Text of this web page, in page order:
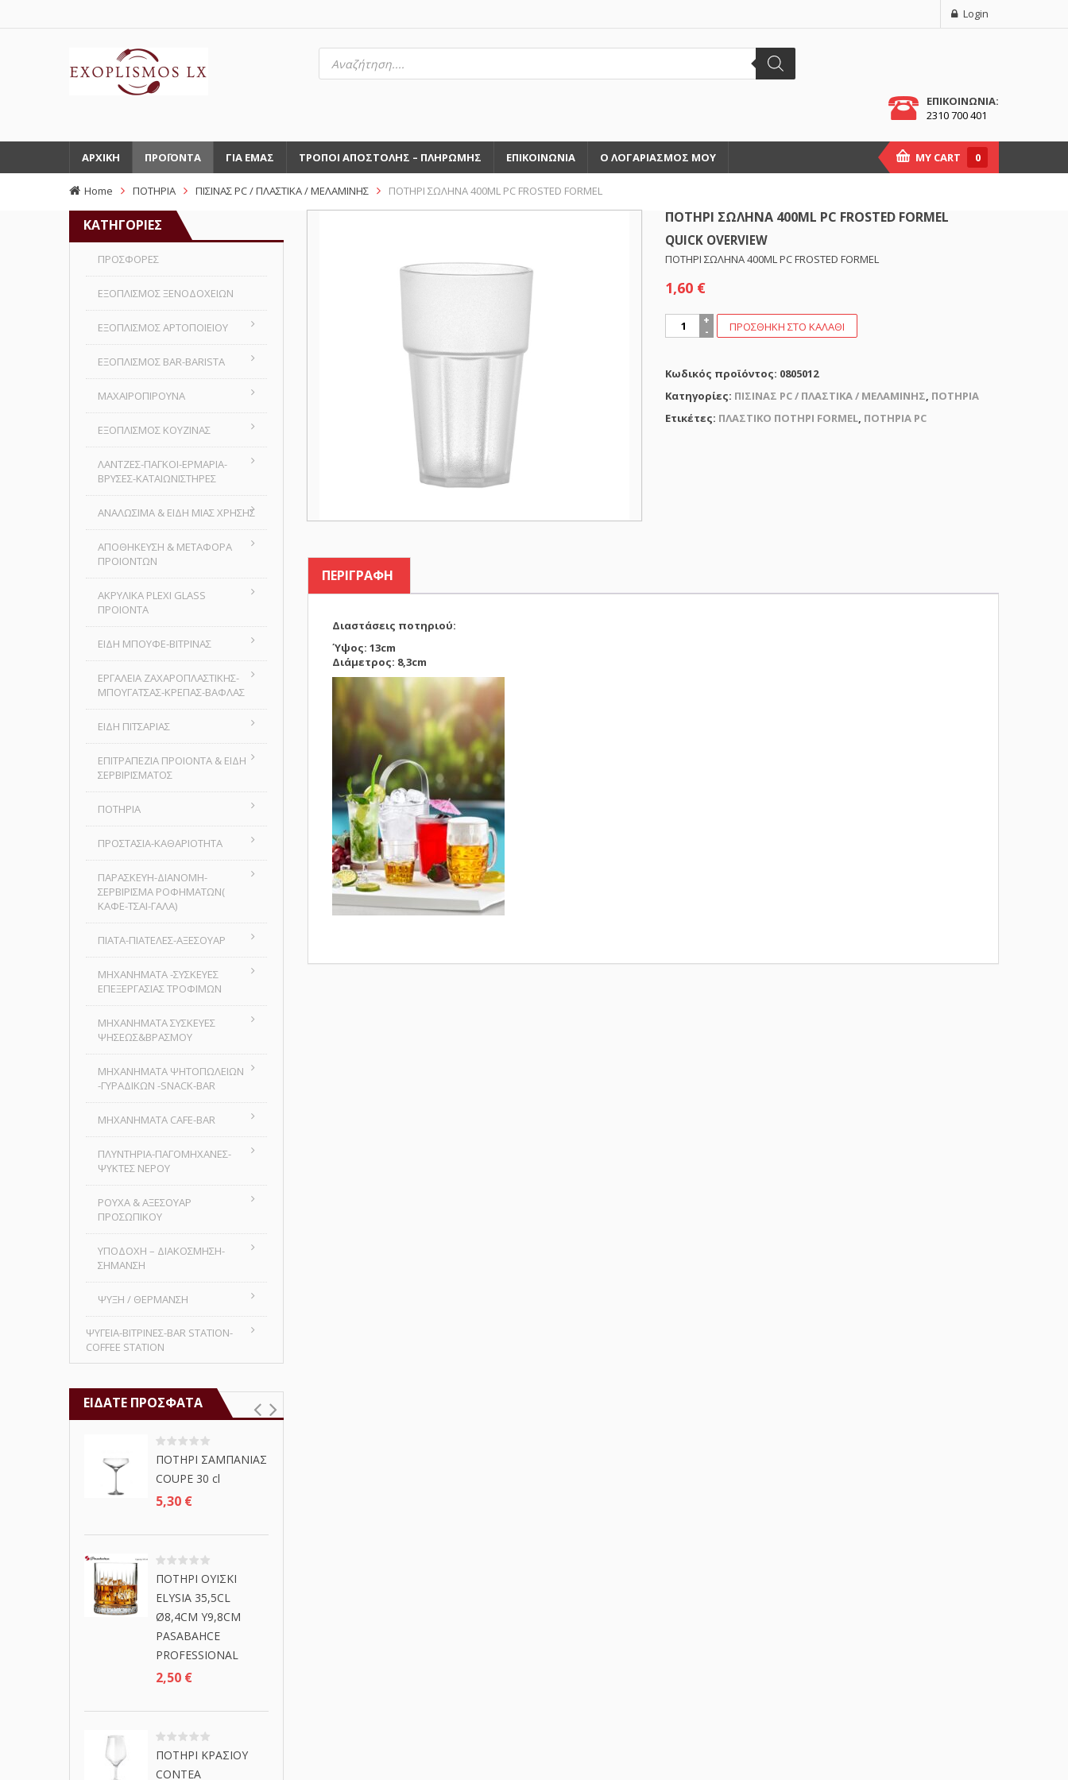
Login
Αναζήτηση
προϊόντων
ΕΠΙΚΟΙΝΩΝΙΑ:
2310 700 401
ΑΡΧΙΚΗ ΠΡΟΪΟΝΤΑ ΓΙΑ ΕΜΑΣ ΤΡΟΠΟΙ ΑΠΟΣΤΟΛΗΣ – ΠΛΗΡΩΜΗΣ ΕΠΙΚΟΙΝΩΝΙΑ Ο ΛΟΓΑΡΙΑΣΜΟΣ ΜΟΥ MY CART 0
Home ΠΟΤΗΡΙΑ ΠΙΣΙΝΑΣ PC / ΠΛΑΣΤΙΚΑ / ΜΕΛΑΜΙΝΗΣ ΠΟΤΗΡΙ ΣΩΛΗΝΑ 400ML PC FROSTED FORMEL
ΚΑΤΗΓΟΡΙΕΣ
ΠΡΟΣΦΟΡΕΣ
ΕΞΟΠΛΙΣΜΟΣ ΞΕΝΟΔΟΧΕΙΩΝ
ΕΞΟΠΛΙΣΜΟΣ ΑΡΤΟΠΟΙΕΙΟΥ
ΕΞΟΠΛΙΣΜΟΣ BAR-BARISTA
ΜΑΧΑΙΡΟΠΙΡΟΥΝΑ
ΕΞΟΠΛΙΣΜΟΣ ΚΟΥΖΙΝΑΣ
ΛΑΝΤΖΕΣ-ΠΑΓΚΟΙ-ΕΡΜΑΡΙΑ-
ΒΡΥΣΕΣ-ΚΑΤΑΙΩΝΙΣΤΗΡΕΣ
ΑΝΑΛΩΣΙΜΑ & ΕΙΔΗ ΜΙΑΣ ΧΡΗΣΗΣ
ΑΠΟΘΗΚΕΥΣΗ & ΜΕΤΑΦΟΡΑ
ΠΡΟΙΟΝΤΩΝ
ΑΚΡΥΛΙΚΑ PLEXI GLASS
ΠΡΟΙΟΝΤΑ
ΕΙΔΗ ΜΠΟΥΦΕ-ΒΙΤΡΙΝΑΣ
ΕΡΓΑΛΕΙΑ ΖΑΧΑΡΟΠΛΑΣΤΙΚΗΣ-
ΜΠΟΥΓΑΤΣΑΣ-ΚΡΕΠΑΣ-ΒΑΦΛΑΣ
ΕΙΔΗ ΠΙΤΣΑΡΙΑΣ
ΕΠΙΤΡΑΠΕΖΙΑ ΠΡΟΙΟΝΤΑ & ΕΙΔΗ
ΣΕΡΒΙΡΙΣΜΑΤΟΣ
ΠΟΤΗΡΙΑ
ΠΡΟΣΤΑΣΙΑ-ΚΑΘΑΡΙΟΤΗΤΑ
ΠΑΡΑΣΚΕΥΗ-ΔΙΑΝΟΜΗ-
ΣΕΡΒΙΡΙΣΜΑ ΡΟΦΗΜΑΤΩΝ(
ΚΑΦΕ-ΤΣΑΙ-ΓΑΛΑ)
ΠΙΑΤΑ-ΠΙΑΤΕΛΕΣ-ΑΞΕΣΟΥΑΡ
ΜΗΧΑΝΗΜΑΤΑ -ΣΥΣΚΕΥΕΣ
ΕΠΕΞΕΡΓΑΣΙΑΣ ΤΡΟΦΙΜΩΝ
ΜΗΧΑΝΗΜΑΤΑ ΣΥΣΚΕΥΕΣ
ΨΗΣΕΩΣ&ΒΡΑΣΜΟΥ
MHXANHMATA ΨΗΤΟΠΩΛΕΙΩΝ
-ΓΥΡΑΔΙΚΩΝ -SNACK-BAR
ΜΗΧΑΝΗΜΑΤΑ CAFE-BAR
ΠΛΥΝΤΗΡΙΑ-ΠΑΓΟΜΗΧΑΝΕΣ-
ΨΥΚΤΕΣ ΝΕΡΟΥ
ΡΟΥΧΑ & ΑΞΕΣΟΥΑΡ
ΠΡΟΣΩΠΙΚΟΥ
ΥΠΟΔΟΧΗ – ΔΙΑΚΟΣΜΗΣΗ-
ΣΗΜΑΝΣΗ
ΨΥΞΗ / ΘΕΡΜΑΝΣΗ
ΨΥΓΕΙΑ-ΒΙΤΡΙΝΕΣ-BAR STATION-
COFFEE STATION
ΕΊΔΑΤΕ ΠΡΌΣΦΑΤΑ
ΠΟΤΗΡΙ ΣΑΜΠΑΝΙΑΣ
COUPE 30 cl
5,30 €
ΠΟΤΗΡΙ ΟΥΙΣΚΙ
ELYSIA 35,5CL
Ø8,4CM Y9,8CM
PASABAHCE
PROFESSIONAL
2,50 €
ΠΟΤΗΡΙ ΚΡΑΣΙΟΥ
CONTEA
ΠΟΤΗΡΙ ΣΩΛΗΝΑ 400ML PC FROSTED FORMEL
QUICK OVERVIEW
ΠΟΤΗΡΙ ΣΩΛΗΝΑ 400ML PC FROSTED FORMEL
1,60 €
ΠΟΤΗΡΙ
ΣΩΛΗΝΑ
FROSTED
FORMEL
ποσότητα
ΠΡΟΣΘΉΚΗ ΣΤΟ ΚΑΛΆΘΙ
Κωδικός προϊόντος: 0805012
Κατηγορίες: ΠΙΣΙΝΑΣ PC / ΠΛΑΣΤΙΚΑ / ΜΕΛΑΜΙΝΗΣ, ΠΟΤΗΡΙΑ
Ετικέτες: ΠΛΑΣΤΙΚΟ ΠΟΤΗΡΙ FORMEL, ΠΟΤΗΡΙΑ PC
ΠΕΡΙΓΡΑΦΉ
Διαστάσεις ποτηριού:
Ύψος: 13cm
Διάμετρος: 8,3cm